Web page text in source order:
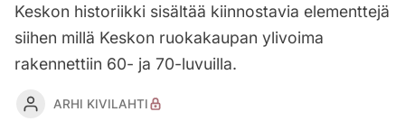
Keskon historiikki sisältää kiinnostavia elementtejä
siihen millä Keskon ruokakaupan ylivoima
rakennettiin 60- ja 70-luvuilla.
ARHI KIVILAHTI